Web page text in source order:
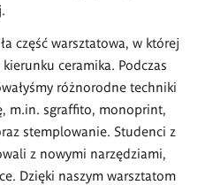
część warsztatowa, w której
ceramika. Podczas
różnorodne techniki
m.in. sgraffito, monoprint,
stemplowanie. Studenci z
z nowymi narzędziami,
Dzięki naszym warsztatom